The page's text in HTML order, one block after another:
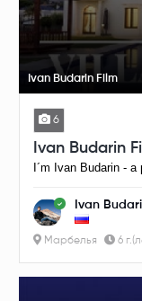
Ivan Budarin Film
6
Ivan Budarin
I´m Ivan Budarin -
Ivan
Марбелья 6